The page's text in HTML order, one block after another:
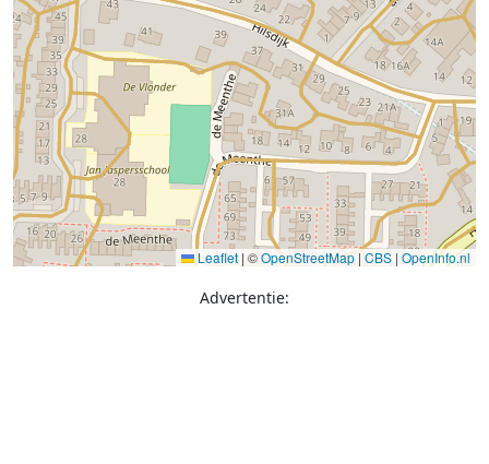
Leaflet | ©OpenStreetMap | CBS | OpenInfo.nl
Advertentie: